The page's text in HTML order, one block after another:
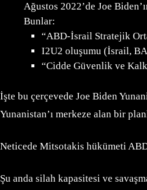
Ağustos 2022’de Joe
Bunlar:
“ABD-İsrail Stratejik
I2U2 oluşumu (İsrail,
“Cidde Güvenlik ve
İşte bu çerçevede Joe Biden
Yunanistan’ı merkeze alan bir
Neticede Mitsotakis hükümeti
Şu anda silah kapasitesi ve